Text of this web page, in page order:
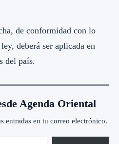
de conformidad con lo
deberá ser aplicada en
del país.
Agenda Oriental
entradas en tu correo electrónico.